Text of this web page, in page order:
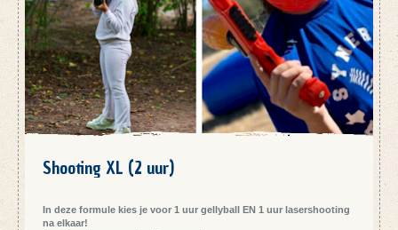
deelnemers aan. Wijzigt dit aantal nadien nog, geen probleem, je kan ons
dat altijd via mail laten weten (info@teamadventure.be
Shooting XL (2 uur)
In deze formule kies je voor 1 uur gellyball EN 1 uur lasershooting
na elkaar!